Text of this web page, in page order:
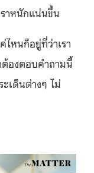
าหนักแน่นขึ้น
หนก็อยู่ที่ว่าเรา
องตอบคำถามนี้
เด็นต่างๆ ไม่